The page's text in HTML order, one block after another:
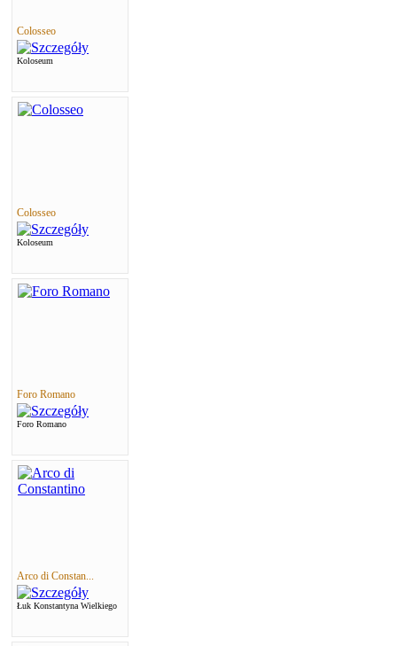
Colosseo
Koloseum
Colosseo
Koloseum
Foro Romano
Foro Romano
Arco di Constan...
Łuk Konstantyna Wielkiego